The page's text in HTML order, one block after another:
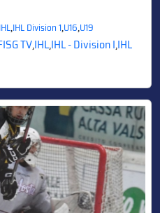
IHL,IHL Division 1,U16,U19
TV,IHL,IHL - Division I,IHL